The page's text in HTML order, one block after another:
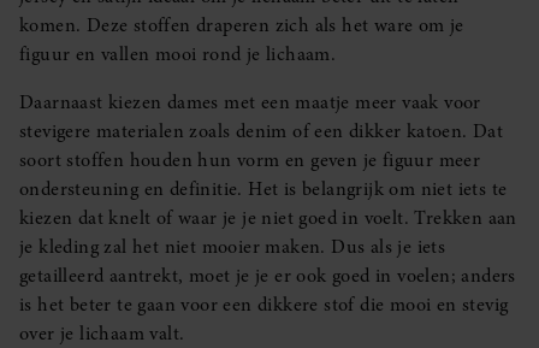
komen. Deze stoffen draperen zich als het ware om je
figuur en vallen mooi rond je lichaam.
Daarnaast kiezen dames met een maatje meer vaak voor
stevigere materialen zoals denim of een dikker katoen. Dat
soort stoffen houden hun vorm en geven je figuur meer
ondersteuning en definitie. Het is belangrijk om niet iets te
kiezen dat knelt of waar je je niet goed in voelt. Trekken aan
je kleding zal het niet mooier maken. Dus als je iets
getailleerd aantrekt, moet je je er ook goed in voelen; anders
is het beter te gaan voor een dikkere stof die mooi en stevig
over je lichaam valt.